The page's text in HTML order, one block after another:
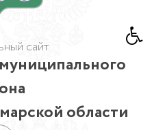
сайт
области